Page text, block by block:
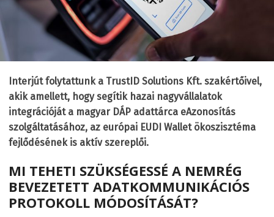
Interjút folytattunk a TrustID Solutions Kft. szakértőivel,
akik amellett, hogy segítik hazai nagyvállalatok
integrációját a magyar DÁP adattárca eAzonosítás
szolgáltatásához, az európai EUDI Wallet ökoszisztéma
fejlődésének is aktív szereplői.
MI TEHETI SZÜKSÉGESSÉ A NEMRÉG
BEVEZETETT ADATKOMMUNIKÁCIÓS
PROTOKOLL MÓDOSÍTÁSÁT?